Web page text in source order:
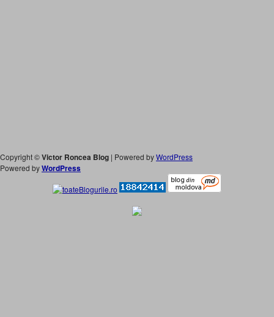
Copyright ©Victor Roncea Blog | Powered byWordPress
Powered byWordPress